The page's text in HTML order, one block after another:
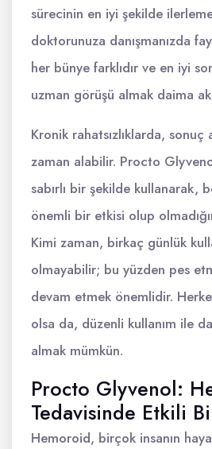
sürecinin en iyi şekilde
doktorunuza danışmanızda
her bünye farklıdır ve en iyi
uzman görüşü almak daima
Kronik rahatsızlıklarda, sonuç
zaman alabilir. Procto
sabırlı bir şekilde kullanarak,
önemli bir etkisi olup
Kimi zaman, birkaç günlük
olmayabilir; bu yüzden pes
devam etmek önemlidir.
olsa da, düzenli kullanım ile
almak mümkün.
Procto Glyvenol:
Tedavisinde Etkili
Hemoroid, birçok insanın